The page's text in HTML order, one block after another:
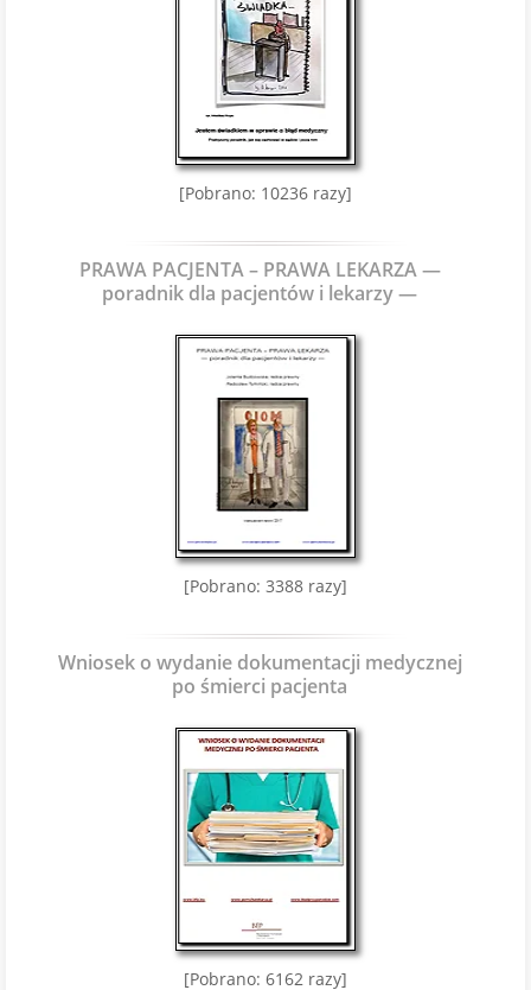
[Pobrano: 10236 razy]
PRAWA PACJENTA – PRAWA LEKARZA —
poradnik dla pacjentów i lekarzy —
[Pobrano: 3388 razy]
Wniosek o wydanie dokumentacji medycznej
po śmierci pacjenta
[Pobrano: 6162 razy]